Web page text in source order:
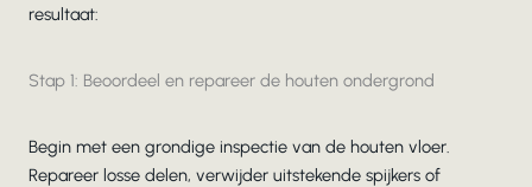
resultaat:
Stap 1: Beoordeel en repareer de houten ondergrond
Begin met een grondige inspectie van de houten vloer.
Repareer losse delen, verwijder uitstekende spijkers of